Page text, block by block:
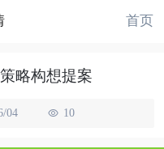
首页
略构想提案
04 10